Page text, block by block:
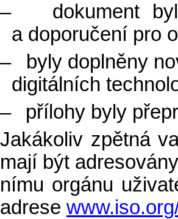
–
dokument
a doporučení pro
–
byly doplněny
digitálních
–
přílohy byly
Jakákoliv zpětná
mají být
nímu orgánu
adrese